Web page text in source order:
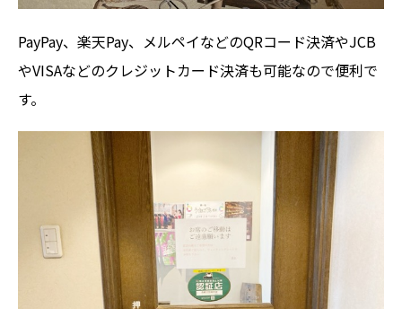
PayPay、楽天Pay、メルペイなどのQRコード決済やJCB
やVISAなどのクレジットカード決済も可能なので便利で
す。